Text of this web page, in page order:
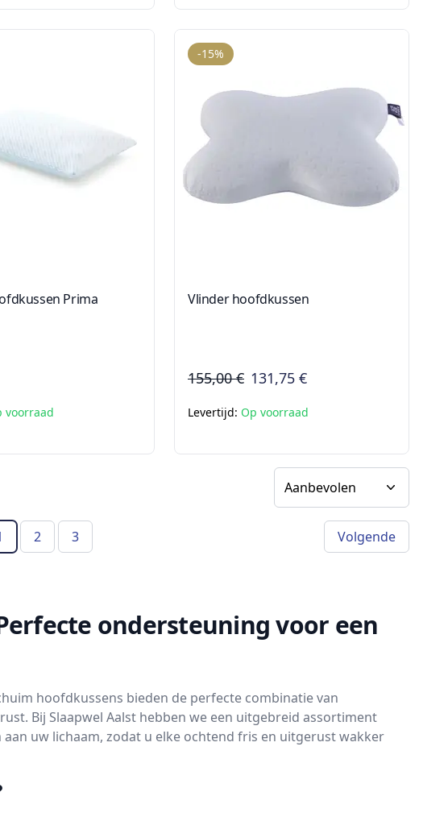
Prima
voorraad
-15%
Vlinder hoofdkussen
155,00 € 131,75 €
Levertijd: Op voorraad
Sorteer op
(Huidige pagina)
2 3 Volgende
ondersteuning voor een
hoofdkussens bieden de perfecte combinatie van
Bij Slaapwel Aalst hebben we een uitgebreid assortiment
aan uw lichaam, zodat u elke ochtend fris en uitgerust wakker